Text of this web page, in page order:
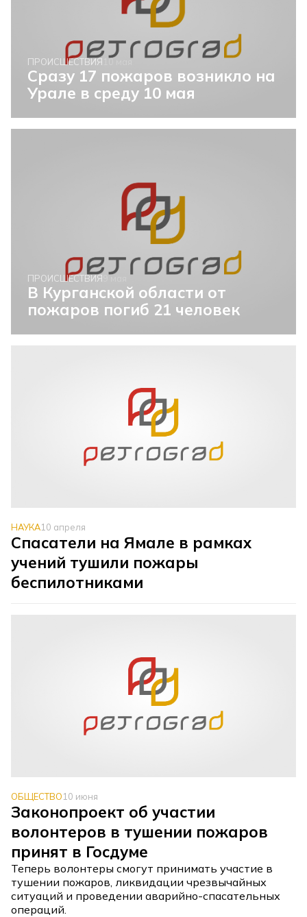
ПРОИСШЕСТВИЯ 10 мая
Сразу 17 пожаров возникло на
Урале в среду 10 мая
ПРОИСШЕСТВИЯ 9 мая
В Курганской области от
пожаров погиб 21 человек
НАУКА10 апреля
Спасатели на Ямале в рамках
учений тушили пожары
беспилотниками
ОБЩЕСТВО10 июня
Законопроект об участии
волонтеров в тушении пожаров
принят в Госдуме
Теперь волонтеры смогут принимать участие в
тушении пожаров, ликвидации чрезвычайных
ситуаций и проведении аварийно-спасательных
операций.